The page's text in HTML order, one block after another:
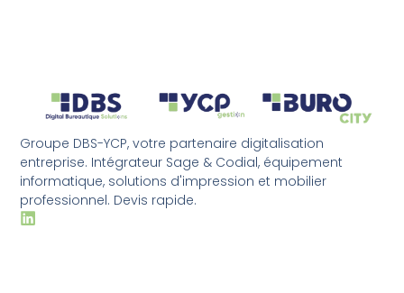
Groupe DBS-YCP, votre partenaire digitalisation
entreprise. Intégrateur Sage & Codial, équipement
informatique, solutions d'impression et mobilier
professionnel. Devis rapide.